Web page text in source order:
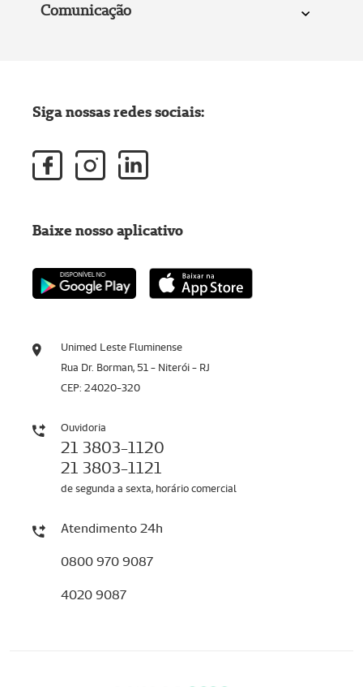
Comunicação
Unimed Leste Fluminense
Rua Dr. Borman, 51 - Niterói - RJ
CEP: 24020-320
Ouvidoria
21 3803-1120
21 3803-1121
de segunda a sexta, horário comercial
Atendimento 24h
0800 970 9087
4020 9087
Siga nossas redes sociais:
Baixe nosso aplicativo